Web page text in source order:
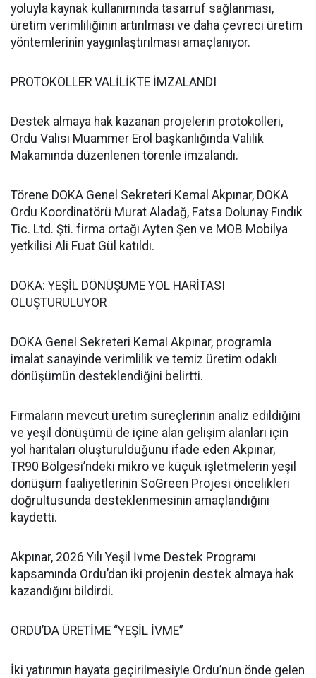
yoluyla kaynak kullanımında tasarruf sağlanması,
üretim verimliliğinin artırılması ve daha çevreci üretim
yöntemlerinin yaygınlaştırılması amaçlanıyor.
PROTOKOLLER VALİLİKTE İMZALANDI
Destek almaya hak kazanan projelerin protokolleri,
Ordu Valisi Muammer Erol başkanlığında Valilik
Makamında düzenlenen törenle imzalandı.
Törene DOKA Genel Sekreteri Kemal Akpınar, DOKA
Ordu Koordinatörü Murat Aladağ, Fatsa Dolunay Fındık
Tic. Ltd. Şti. firma ortağı Ayten Şen ve MOB Mobilya
yetkilisi Ali Fuat Gül katıldı.
DOKA: YEŞİL DÖNÜŞÜME YOL HARİTASI
OLUŞTURULUYOR
DOKA Genel Sekreteri Kemal Akpınar, programla
imalat sanayinde verimlilik ve temiz üretim odaklı
dönüşümün desteklendiğini belirtti.
Firmaların mevcut üretim süreçlerinin analiz edildiğini
ve yeşil dönüşümü de içine alan gelişim alanları için
yol haritaları oluşturulduğunu ifade eden Akpınar,
TR90 Bölgesi’ndeki mikro ve küçük işletmelerin yeşil
dönüşüm faaliyetlerinin SoGreen Projesi öncelikleri
doğrultusunda desteklenmesinin amaçlandığını
kaydetti.
Akpınar, 2026 Yılı Yeşil İvme Destek Programı
kapsamında Ordu’dan iki projenin destek almaya hak
kazandığını bildirdi.
ORDU’DA ÜRETİME “YEŞİL İVME”
İki yatırımın hayata geçirilmesiyle Ordu’nun önde gelen